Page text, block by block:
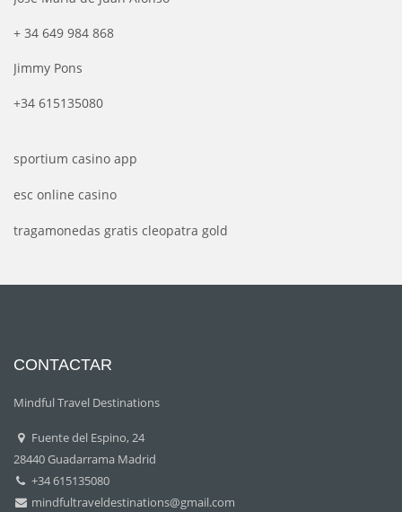
+ 34 649 984 868
Jimmy Pons
+34 615135080
sportium casino app
esc online casino
tragamonedas gratis cleopatra gold
CONTACTAR
Mindful Travel Destinations
Fuente del Espino, 24
28440 Guadarrama Madrid
+34 615135080
mindfultraveldestinations@gmail.com